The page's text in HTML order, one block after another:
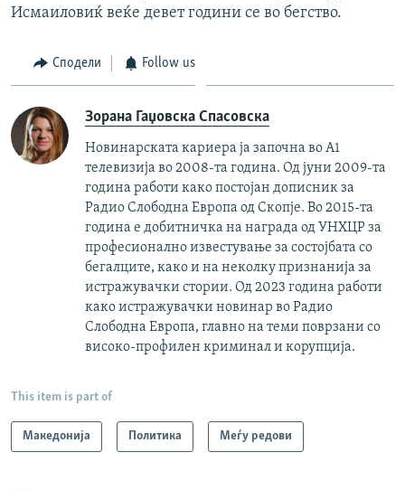
Исмаиловиќ веќе девет години се во бегство.
Сподели Follow us
Зорана Гаџовска Спасовска
Новинарската кариера ја започна во А1
телевизија во 2008-та година. Од јуни 2009-та
година работи како постојан дописник за
Радио Слободна Европа од Скопје. Во 2015-та
година е добитничка на награда од УНХЦР за
професионално известување за состојбата со
бегалците, како и на неколку признанија за
истражувачки стории. Од 2023 година работи
како истражувачки новинар во Радио
Слободна Европа, главно на теми поврзани со
високо-профилен криминал и корупција.
This item is part of
Македонија Политика Меѓу редови